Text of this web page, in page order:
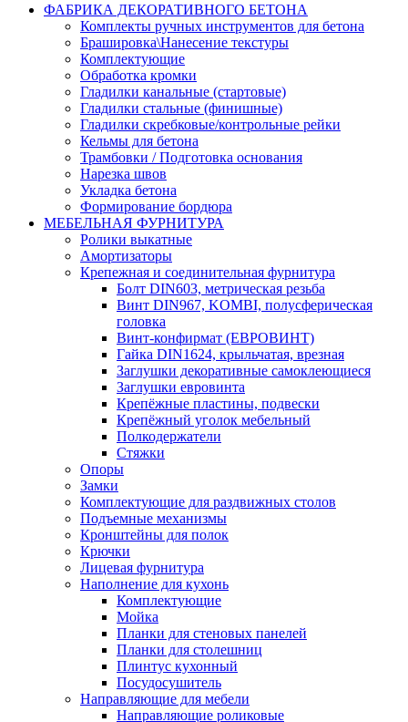
ФАБРИКА ДЕКОРАТИВНОГО БЕТОНА
Комплекты ручных инструментов для бетона
Брашировка\Нанесение текстуры
Комплектующие
Обработка кромки
Гладилки канальные (стартовые)
Гладилки стальные (финишные)
Гладилки скребковые/контрольные рейки
Кельмы для бетона
Трамбовки / Подготовка основания
Нарезка швов
Укладка бетона
Формирование бордюра
МЕБЕЛЬНАЯ ФУРНИТУРА
Ролики выкатные
Амортизаторы
Крепежная и соединительная фурнитура
Болт DIN603, метрическая резьба
Винт DIN967, KOMBI, полусферическая
головка
Винт-конфирмат (ЕВРОВИНТ)
Гайка DIN1624, крыльчатая, врезная
Заглушки декоративные самоклеющиеся
Заглушки евровинта
Крепёжные пластины, подвески
Крепёжный уголок мебельный
Полкодержатели
Стяжки
Опоры
Замки
Комплектующие для раздвижных столов
Подъемные механизмы
Кронштейны для полок
Крючки
Лицевая фурнитура
Наполнение для кухонь
Комплектующие
Мойка
Планки для стеновых панелей
Планки для столешниц
Плинтус кухонный
Посудосушитель
Направляющие для мебели
Направляющие роликовые